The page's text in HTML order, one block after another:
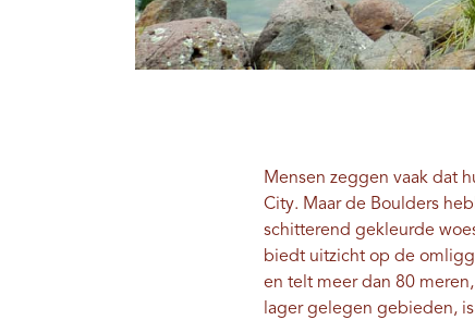
Mensen zeggen vaak dat
City. Maar de Boulders
schitterend gekleurde
biedt uitzicht op de
en telt meer dan 80
lager gelegen gebieden,